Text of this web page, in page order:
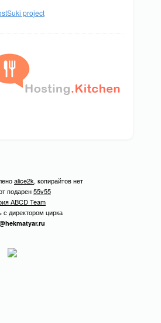
alice2k, копирайтов нет
подарен55v55
ABCD Team
с директором цирка